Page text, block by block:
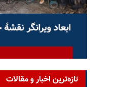
تازه‌ترین اخبار و مقالات